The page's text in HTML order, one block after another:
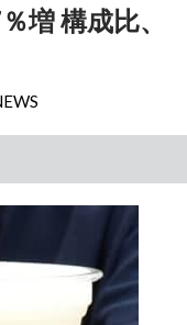
増 構成比、